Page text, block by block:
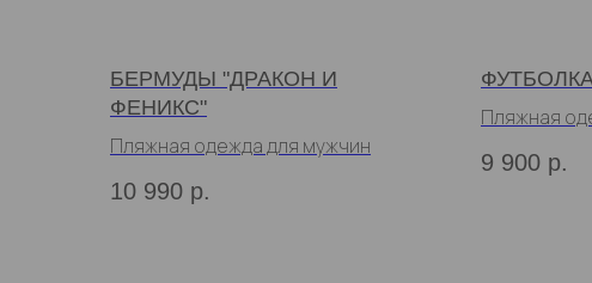
БЕРМУДЫ "ДРАКОН И
ФЕНИКС"
Пляжная одежда для мужчин
10 990 р.
Пляжная
9 900 р.